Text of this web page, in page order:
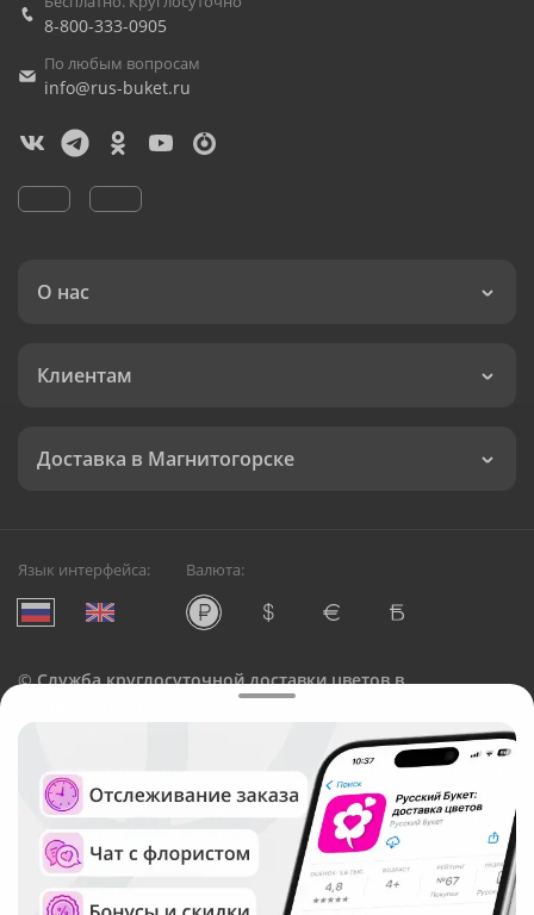
8-800-333-0905
По любым вопросам
info@rus-buket.ru
О нас
Клиентам
Доставка в Магнитогорске
Язык интерфейса: Валюта:
©Служба круглосуточной доставки цветов в
Русский Букет, 2026
Общество с ограниченной ответственностью «Технология»
ОГРН: 1195476081745, ИНН: 5410081997
Юридический адрес: г. Новосибирск, ул. Ипподромская,
д.42, оф. 3
Рейтинг Русского букета